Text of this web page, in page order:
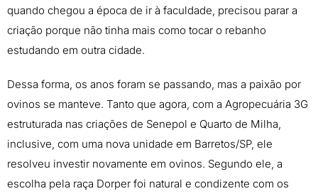
quando chegou a época de ir à faculdade, precisou parar a
criação porque não tinha mais como tocar o rebanho
estudando em outra cidade.
Dessa forma, os anos foram se passando, mas a paixão por
ovinos se manteve. Tanto que agora, com a Agropecuária 3G
estruturada nas criações de Senepol e Quarto de Milha,
inclusive, com uma nova unidade em Barretos/SP, ele
resolveu investir novamente em ovinos. Segundo ele, a
escolha pela raça Dorper foi natural e condizente com os